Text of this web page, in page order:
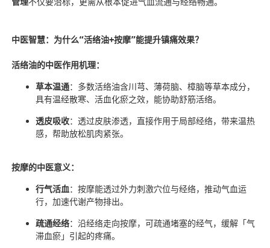
中医智慧：为什么“活络油+按摩”能提升镇痛效果？
活络油的中医作用机理：
草本温通：多数活络油含川芎、薄荷脑、樟脑等草本成分，
具有温经散寒、活血化瘀之效，能协助舒筋活络。
透皮吸收：透过皮肤渗透，直接作用于局部经络，带来温热
感，帮助放松肌肉紧张。
按摩的中医意义：
行气活血：按摩能透过外力刺激穴位与经络，推动气血运
行，加速代谢产物排出。
疏通经络：沿经络走向按摩，可疏通堵塞的经气，缓解「气
滞血瘀」引起的疼痛。